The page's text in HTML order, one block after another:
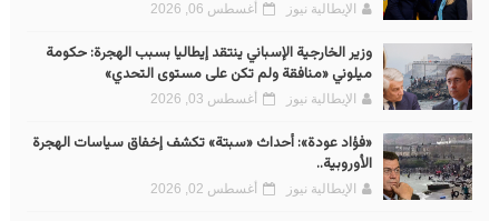
الإيطالية نيوز أغسطس 06, 2026
وزير الخارجية الإسباني ينتقد إيطاليا بسبب الهجرة: حكومة
ميلوني «منافقة ولم تكن على مستوى التحدي»
الإيطالية نيوز أغسطس 03, 2026
«فؤاد عودة»: أحداث «سبتة» تكشف إخفاق سياسات الهجرة
الأوروبية..
الإيطالية نيوز أغسطس 02, 2026